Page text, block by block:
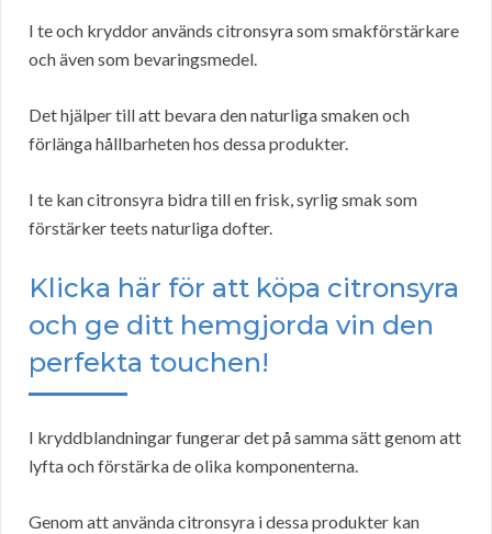
I te och kryddor används citronsyra som smakförstärkare
och även som bevaringsmedel.
Det hjälper till att bevara den naturliga smaken och
förlänga hållbarheten hos dessa produkter.
I te kan citronsyra bidra till en frisk, syrlig smak som
förstärker teets naturliga dofter.
Klicka här för att köpa citronsyra
och ge ditt hemgjorda vin den
perfekta touchen!
I kryddblandningar fungerar det på samma sätt genom att
lyfta och förstärka de olika komponenterna.
Genom att använda citronsyra i dessa produkter kan